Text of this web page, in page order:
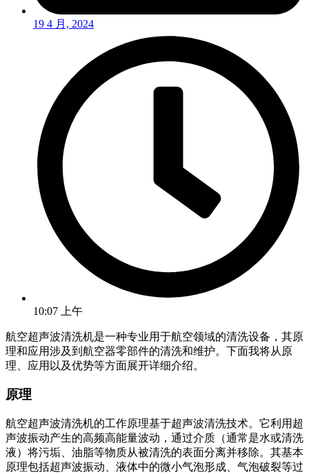
19 4 月, 2024
10:07 上午
航空超声波清洗机是一种专业用于航空领域的清洗设备，其原
理和应用涉及到航空器零部件的清洗和维护。下面我将从原
理、应用以及优势等方面展开详细介绍。
原理
航空超声波清洗机的工作原理基于超声波清洗技术。它利用超
声波振动产生的高频高能量波动，通过介质（通常是水或清洗
液）将污垢、油脂等物质从被清洗的表面分离并移除。其基本
原理包括超声波振动、液体中的微小气泡形成、气泡破裂等过